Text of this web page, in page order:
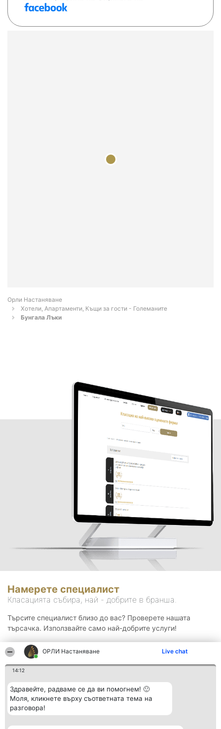
ОРЛИ Настаняване Live chat
14:12
Здравейте, радваме се да ви помогнем! 🙂
Моля, кликнете върху съответната тема на
разговора!
Орли Настаняване
Хотели, Апартаменти, Къщи за гости - Големаните
Бунгала Лъки
Намерете специалист
Класацията събира, най - добрите в бранша.
Търсите специалист близо до вас? Проверете нашата
търсачка. Използвайте само най-добрите услуги!